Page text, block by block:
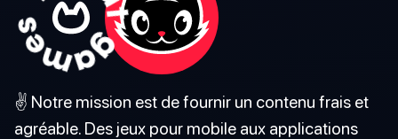
✌️ Notre mission est de fournir un contenu frais et
agréable. Des jeux pour mobile aux applications